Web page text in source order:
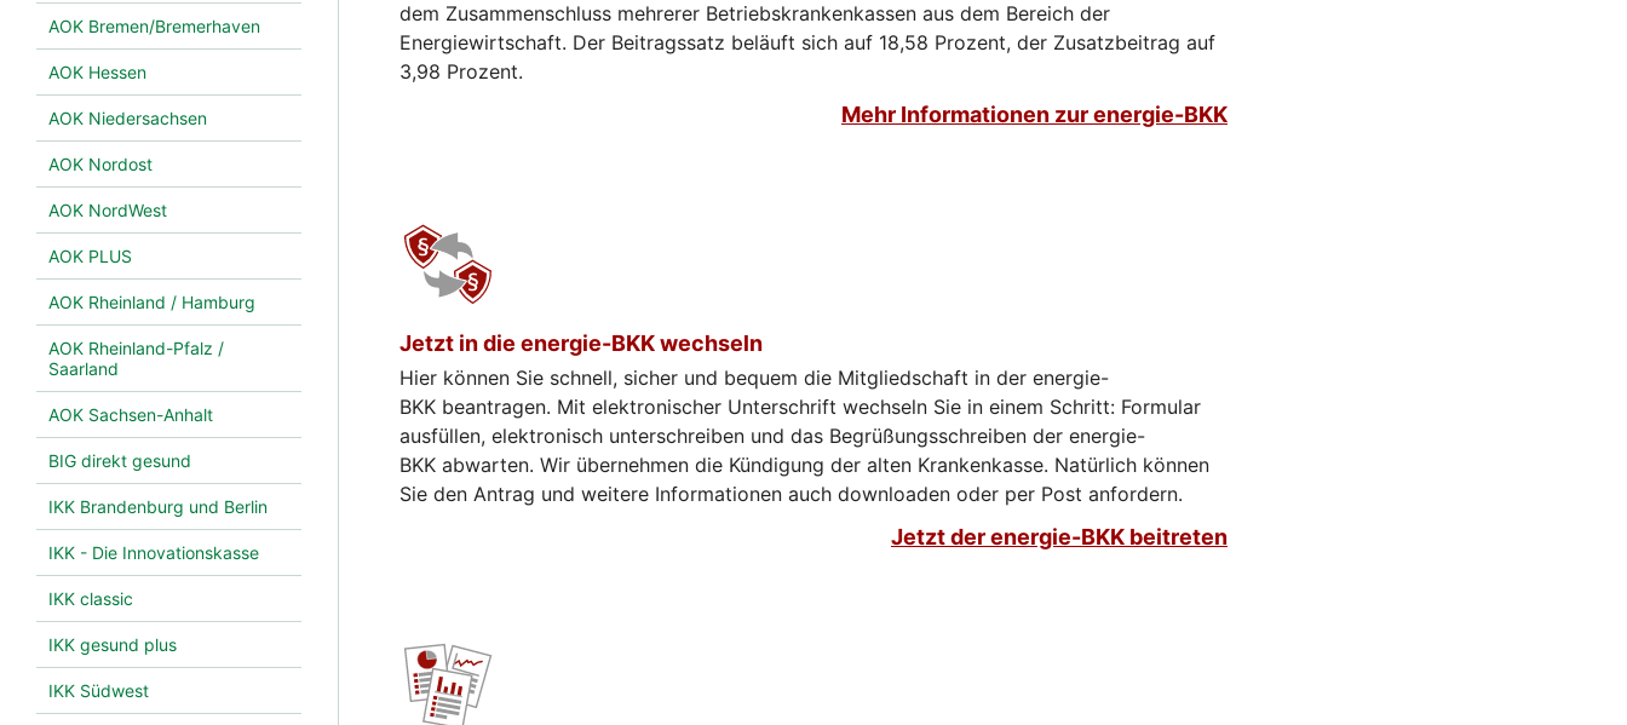
AOK Bremen/Bremerhaven
AOK Hessen
AOK Niedersachsen
AOK Nordost
AOK NordWest
AOK PLUS
AOK Rheinland / Hamburg
AOK Rheinland-Pfalz /
Saarland
AOK Sachsen-Anhalt
BIG direkt gesund
IKK Brandenburg und Berlin
IKK - Die Innovationskasse
IKK classic
IKK gesund plus
IKK Südwest
dem Zusammenschluss mehrerer Betriebskrankenkassen aus dem Bereich der
Energiewirtschaft. Der Beitragssatz beläuft sich auf 18,58 Prozent, der Zusatzbeitrag auf
3,98 Prozent.
Mehr Informationen zur energie-BKK
Jetzt in die energie-BKK wechseln
Hier können Sie schnell, sicher und bequem die Mitgliedschaft in der energie-
BKK beantragen. Mit elektronischer Unterschrift wechseln Sie in einem Schritt: Formular
ausfüllen, elektronisch unterschreiben und das Begrüßungsschreiben der energie-
BKK abwarten. Wir übernehmen die Kündigung der alten Krankenkasse. Natürlich können
Sie den Antrag und weitere Informationen auch downloaden oder per Post anfordern.
Jetzt der energie-BKK beitreten